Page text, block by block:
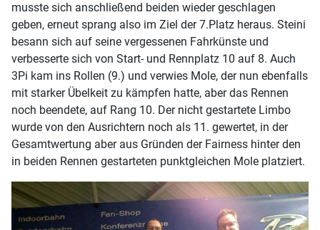
musste sich anschließend beiden wieder geschlagen
geben, erneut sprang also im Ziel der 7.Platz heraus. Steini
besann sich auf seine vergessenen Fahrkünste und
verbesserte sich von Start- und Rennplatz 10 auf 8. Auch
3Pi kam ins Rollen (9.) und verwies Mole, der nun ebenfalls
mit starker Übelkeit zu kämpfen hatte, aber das Rennen
noch beendete, auf Rang 10. Der nicht gestartete Limbo
wurde von den Ausrichtern noch als 11. gewertet, in der
Gesamtwertung aber aus Gründen der Fairness hinter den
in beiden Rennen gestarteten punktgleichen Mole platziert.